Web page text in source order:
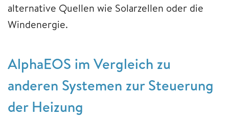
alternative Quellen wie Solarzellen oder die
Windenergie.
AlphaEOS im Vergleich zu
anderen Systemen zur Steuerung
der Heizung